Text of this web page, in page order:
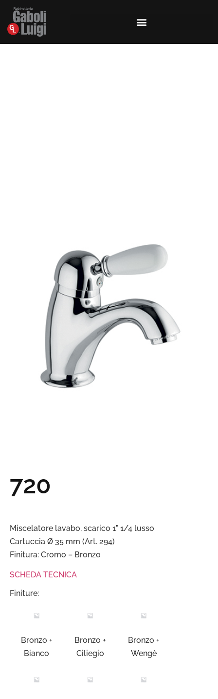
720
Miscelatore lavabo, scarico 1” 1/4 lusso
Cartuccia Ø 35 mm (Art. 294)
Finitura: Cromo – Bronzo
SCHEDA TECNICA
Finiture:
Bronzo +
Bianco
Bronzo +
Ciliegio
Bronzo +
Wengè